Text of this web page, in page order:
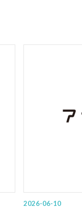
2026-06-10